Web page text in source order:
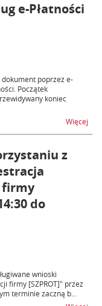
e-Płatności
dokument poprzez e-
Początek
koniec
Więcej
z
firmy
do
wnioski
firmy [SZPROT]" przez
terminie zaczną b...